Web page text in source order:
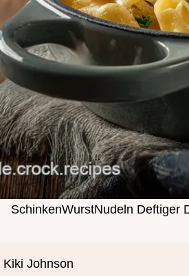
SchinkenWurstNudeln Deftiger
Kiki Johnson